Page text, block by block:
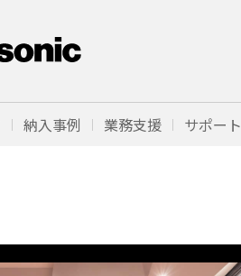
納入事例 業務支援 サポート